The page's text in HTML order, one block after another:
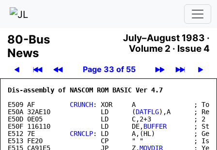
80-Bus
News
July–August 1983 ·
Volume 2 · Issue 4
Page 33 of 55
Dis-assembly of NASCOM ROM BASIC Ver
E509 AF CRUNCH: XOR     A               ;
E50A 32AE10             LD      (DATFLG),A      ;
E50D 0E05               LD      C,2+3           ; 2 byte
E50F 116110             LD      DE,BUFFER
E512 7E CRNCLP: LD      A,(HL)          ; Get
E513 FE20               CP      " "             ; Is it
E515 CA91E5             JP      Z,MOVDIR
; Yes